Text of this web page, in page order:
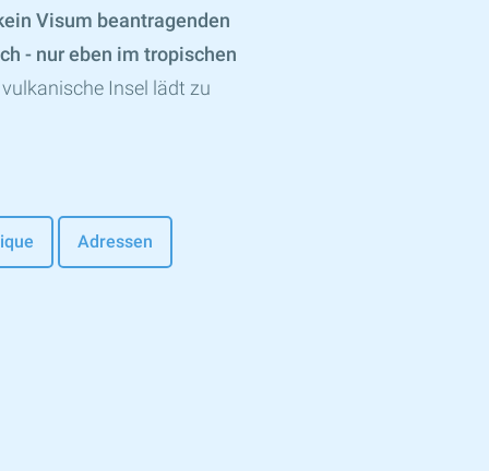
Visum beantragenden
- nur eben im tropischen
Insel lädt zu
Adressen